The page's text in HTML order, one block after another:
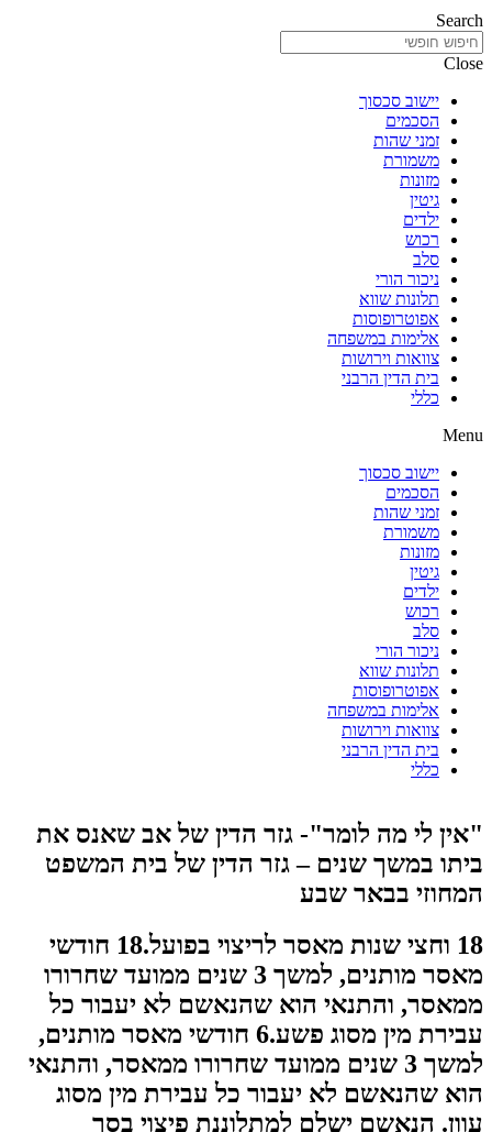
Search
Close
יישוב סכסוך
הסכמים
זמני שהות
משמורת
מזונות
גיטין
ילדים
רכוש
סלב
ניכור הורי
תלונות שווא
אפוטרופוסות
אלימות במשפחה
צוואות וירושות
בית הדין הרבני
כללי
Menu
יישוב סכסוך
הסכמים
זמני שהות
משמורת
מזונות
גיטין
ילדים
רכוש
סלב
ניכור הורי
תלונות שווא
אפוטרופוסות
אלימות במשפחה
צוואות וירושות
בית הדין הרבני
כללי
"אין לי מה לומר"- גזר הדין של אב שאנס את
ביתו במשך שנים – גזר הדין של בית המשפט
המחוזי בבאר שבע
18 וחצי שנות מאסר לריצוי בפועל.18 חודשי
מאסר מותנים, למשך 3 שנים ממועד שחרורו
ממאסר, והתנאי הוא שהנאשם לא יעבור כל
עבירת מין מסוג פשע.6 חודשי מאסר מותנים,
למשך 3 שנים ממועד שחרורו ממאסר, והתנאי
הוא שהנאשם לא יעבור כל עבירת מין מסוג
עוון. הנאשם ישלם למתלוננת פיצוי בסך